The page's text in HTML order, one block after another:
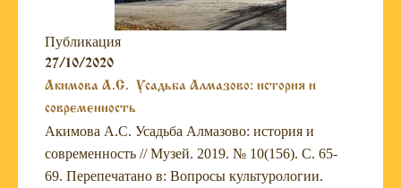
Публикация
27/10/2020
Акимова А.С. Усадьба Алмазово: история и
современность
Акимова А.С. Усадьба Алмазово: история и
современность // Музей. 2019. № 10(156). С. 65-
69. Перепечатано в: Вопросы культурологии.